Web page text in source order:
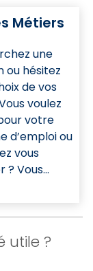
Métiers
une
ou hésitez
de vos
voulez
votre
d’emploi ou
vous
? Vous
ou
une
ou à
utile ?